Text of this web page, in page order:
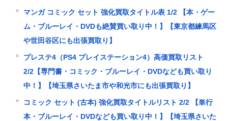
マンガ コミック セット 強化買取タイトル表 1/2 【本・ゲー
ム・ブルーレイ・DVDも絶賛買い取り中！】【東京都練馬区
や世田谷区にも出張買取り】
プレステ4（PS4 プレイステーション4）高価買取リスト
2/2【専門書・コミック・ブルーレイ・DVDなども買い取り
中！】【埼玉県さいたま市や和光市にも出張買取り】
コミック セット (古本) 強化買取タイトルリスト 2/2 【単行
本・ブルーレイ・DVDなども買い取り中！】【埼玉県さいた